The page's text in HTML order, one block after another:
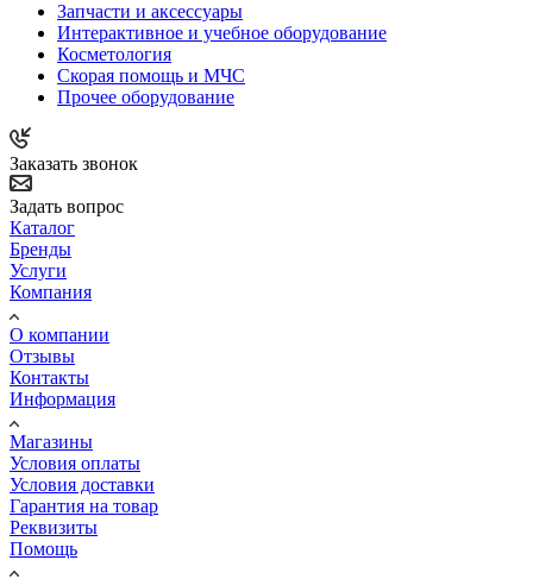
Запчасти и аксессуары
Интерактивное и учебное оборудование
Косметология
Скорая помощь и МЧС
Прочее оборудование
Заказать звонок
Задать вопрос
Каталог
Бренды
Услуги
Компания
О компании
Отзывы
Контакты
Информация
Магазины
Условия оплаты
Условия доставки
Гарантия на товар
Реквизиты
Помощь